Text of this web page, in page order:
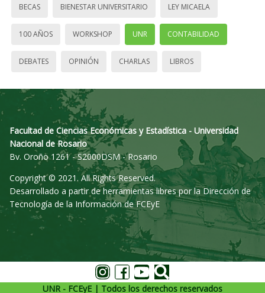
BECAS BIENESTAR UNIVERSITARIO LEY MICAELA
100 AÑOS WORKSHOP UNR CONTABILIDAD
DEBATES OPINIÓN CHARLAS LIBROS
Facultad de Ciencias Económicas y Estadística - Universidad
Nacional de Rosario
Bv. Oroño 1261 - S2000DSM - Rosario
Copyright © 2021. All Rights Reserved.
Desarrollado a partir de herramientas libres por la Dirección de
Tecnología de la Información de FCEyE
UNR - FCEyE | Todos los derechos reservados